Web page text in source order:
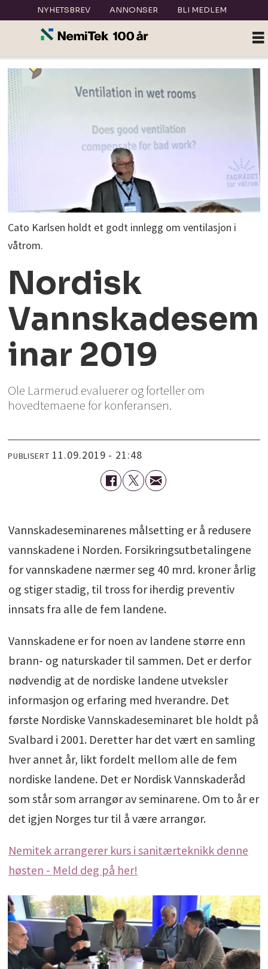
NYHETSBREV ANNONSER BLI MEDLEM
Cato Karlsen holdt et godt innlegg om ventilasjon i
våtrom.
Nordisk
Vannskadesem
inar 2019
Ole Larmerud evaluerer og forteller om
hovedtemaene for konferansen.
PUBLISERT 11.09.2019 - 21:48
Vannskadeseminarenes målsetting er å redusere
vannskadene i Norden. Forsikringsutbetalingene
for vannskadene nærmer seg 40 mrd. kroner årlig
og stiger stadig, til tross for iherdig preventiv
innsats fra alle de fem landene.
Vannskadene er for noen av landene større enn
brann- og naturskader til sammen. Det er derfor
nødvendig at de nordiske landene utveksler
informasjon og erfaring med hverandre. Det
første Nordiske Vannskadeseminaret ble holdt på
Svalbard i 2001. Deretter har det vært en samling
hver annet år, likt fordelt mellom alle de fem
nordiske landene. Det er Nordisk Vannskaderåd
som står som arrangør av seminarene. Om to år er
det igjen Norges tur til å være arrangør.
Nemitek arrangerer kurs i sanitærteknikk denne
høsten - Meld deg på her!